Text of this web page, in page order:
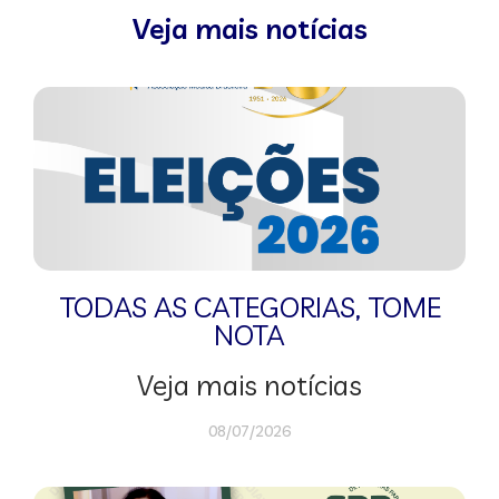
Veja mais notícias
TODAS AS CATEGORIAS, TOME
NOTA
Veja mais notícias
08/07/2026